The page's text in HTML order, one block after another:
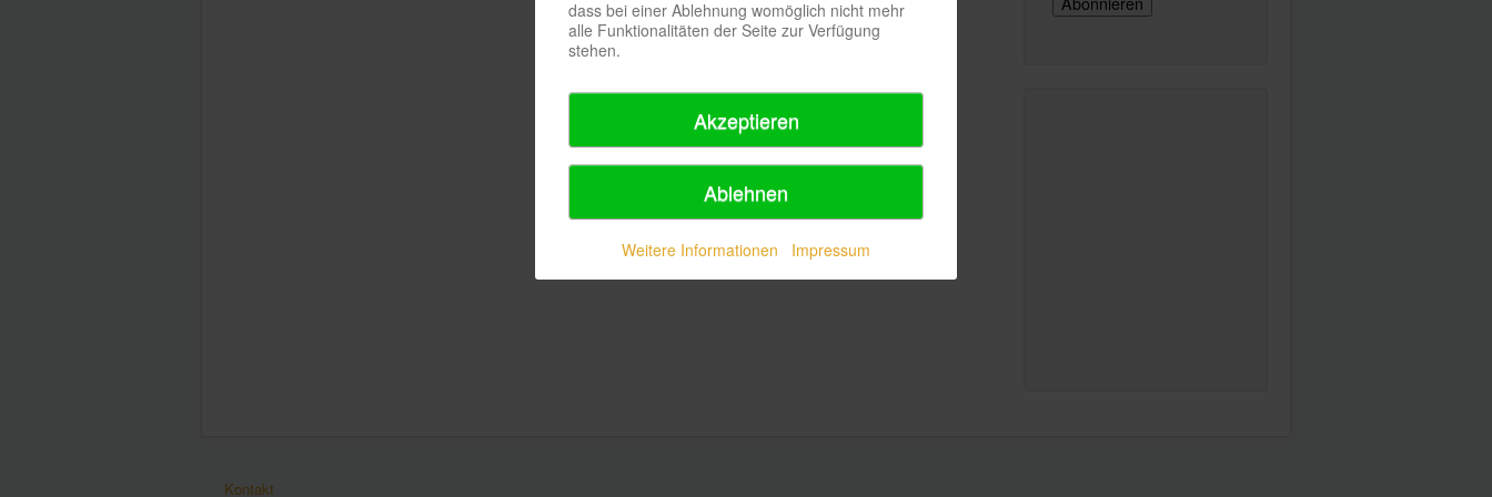
Kontakt
dass bei einer Ablehnung womöglich nicht mehr
alle Funktionalitäten der Seite zur Verfügung
stehen.
Akzeptieren
Ablehnen
Weitere Informationen Impressum